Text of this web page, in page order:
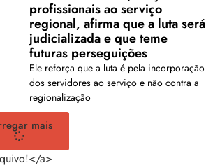
profissionais ao serviço
regional, afirma que a luta será
judicializada e que teme
futuras perseguições
Ele reforça que a luta é pela incorporação
dos servidores ao serviço e não contra a
regionalização
mais
a>